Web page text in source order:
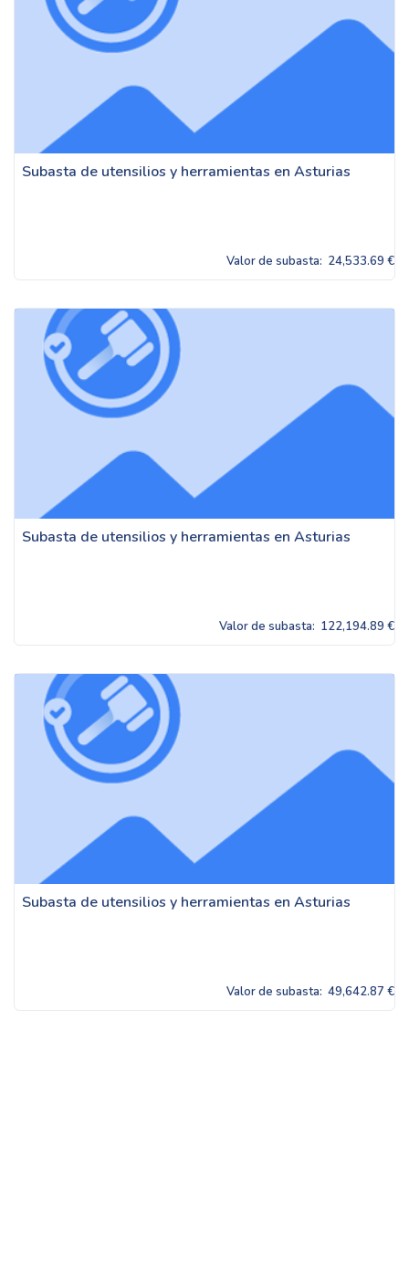
Subasta de utensilios y herramientas en Asturias
Valor de subasta: 24,533.69 €
Subasta de utensilios y herramientas en Asturias
Valor de subasta: 122,194.89 €
Subasta de utensilios y herramientas en Asturias
Valor de subasta: 49,642.87 €